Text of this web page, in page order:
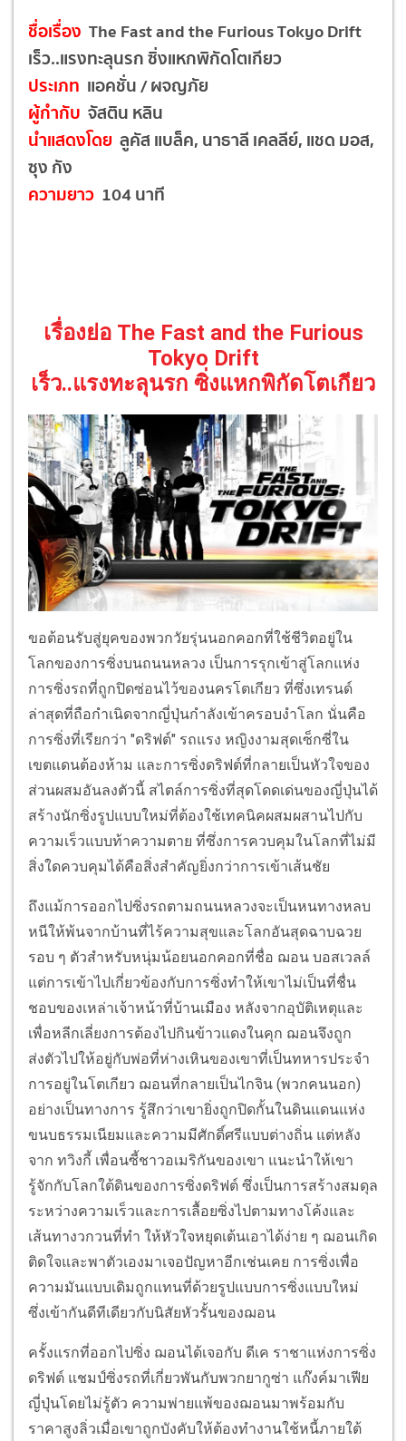
ชื่อเรื่อง The Fast and the Furious Tokyo Drift
เร็ว..แรงทะลุนรก ซิ่งแหกพิกัดโตเกียว
ประเภท แอคชั่น / ผจญภัย
ผู้กำกับ จัสติน หลิน
นำแสดงโดย ลูคัส แบล็ค, นาธาลี เคลลีย์, แชด มอส,
ซุง กัง
ความยาว 104 นาที
เรื่องย่อ The Fast and the Furious
Tokyo Drift
เร็ว..แรงทะลุนรก ซิ่งแหกพิกัดโตเกียว
ขอต้อนรับสู่ยุคของพวกวัยรุ่นนอกคอกที่ใช้ชีวิตอยู่ใน
โลกของการซิ่งบนถนนหลวง เป็นการรุกเข้าสู่โลกแห่ง
การซิ่งรถที่ถูกปิดซ่อนไว้ของนครโตเกียว ที่ซึ่งเทรนด์
ล่าสุดที่ถือกำเนิดจากญี่ปุ่นกำลังเข้าครอบงำโลก นั่นคือ
การซิ่งที่เรียกว่า "ดริฟต์" รถแรง หญิงงามสุดเซ็กซี่ใน
เขตแดนต้องห้าม และการซิ่งดริฟต์ที่กลายเป็นหัวใจของ
ส่วนผสมอันลงตัวนี้ สไตล์การซิ่งที่สุดโดดเด่นของญี่ปุ่นได้
สร้างนักซิ่งรูปแบบใหม่ที่ต้องใช้เทคนิคผสมผสานไปกับ
ความเร็วแบบท้าความตาย ที่ซึ่งการควบคุมในโลกที่ไม่มี
สิ่งใดควบคุมได้คือสิ่งสำคัญยิ่งกว่าการเข้าเส้นชัย
ถึงแม้การออกไปซิ่งรถตามถนนหลวงจะเป็นหนทางหลบ
หนีให้พ้นจากบ้านที่ไร้ความสุขและโลกอันสุดฉาบฉวย
รอบ ๆ ตัวสำหรับหนุ่มน้อยนอกคอกที่ชื่อ ฌอน บอสเวลล์
แต่การเข้าไปเกี่ยวข้องกับการซิ่งทำให้เขาไม่เป็นที่ชื่น
ชอบของเหล่าเจ้าหน้าที่บ้านเมือง หลังจากอุบัติเหตุและ
เพื่อหลีกเลี่ยงการต้องไปกินข้าวแดงในคุก ฌอนจึงถูก
ส่งตัวไปให้อยู่กับพ่อที่ห่างเหินของเขาที่เป็นทหารประจำ
การอยู่ในโตเกียว ฌอนที่กลายเป็นไกจิน (พวกคนนอก)
อย่างเป็นทางการ รู้สึกว่าเขายิ่งถูกปิดกั้นในดินแดนแห่ง
ขนบธรรมเนียมและความมีศักดิ์ศรีแบบต่างถิ่น แต่หลัง
จาก ทวิงกี้ เพื่อนซี้ชาวอเมริกันของเขา แนะนำให้เขา
รู้จักกับโลกใต้ดินของการซิ่งดริฟต์ ซึ่งเป็นการสร้างสมดุล
ระหว่างความเร็วและการเลื้อยซิ่งไปตามทางโค้งและ
เส้นทางวกวนที่ทำ ให้หัวใจหยุดเต้นเอาได้ง่าย ๆ ฌอนเกิด
ติดใจและพาตัวเองมาเจอปัญหาอีกเช่นเคย การซิ่งเพื่อ
ความมันแบบเดิมถูกแทนที่ด้วยรูปแบบการซิ่งแบบใหม่
ซึ่งเข้ากันดีทีเดียวกับนิสัยหัวรั้นของฌอน
ครั้งแรกที่ออกไปซิ่ง ฌอนได้เจอกับ ดีเค ราชาแห่งการซิ่ง
ดริฟต์ แชมป์ซิ่งรถที่เกี่ยวพันกับพวกยากูซ่า แก๊งค์มาเฟีย
ญี่ปุ่นโดยไม่รู้ตัว ความพ่ายแพ้ของฌอนมาพร้อมกับ
ราคาสูงลิ่วเมื่อเขาถูกบังคับให้ต้องทำงานใช้หนี้ภายใต้